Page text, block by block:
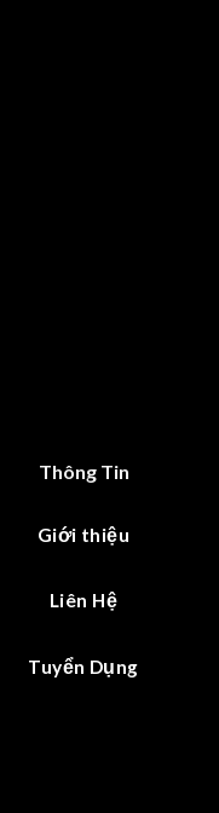
Thông Tin
Giới thiệu
Liên Hệ
Tuyển Dụng